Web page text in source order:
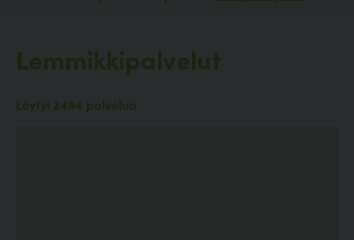
Lemmikkipalvelut
Löytyi 2494 palvelua